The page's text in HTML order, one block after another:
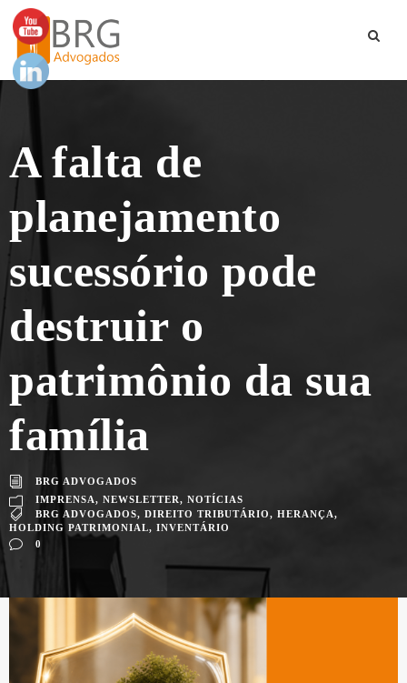
A falta de
planejamento
sucessório pode
destruir o
patrimônio da sua
família
BRG ADVOGADOS
IMPRENSA
NEWSLETTER
NOTÍCIAS
BRG ADVOGADOS
DIREITO TRIBUTÁRIO HERANÇA
HOLDING PATRIMONIAL, INVENTÁRIO
0